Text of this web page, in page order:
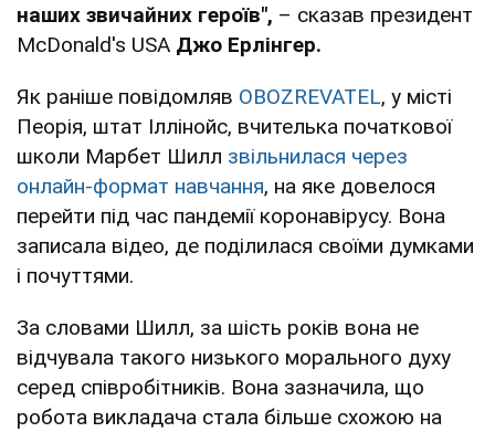
наших звичайних героїв", – сказав президент
McDonald's USA Джо Ерлінгер.
Як раніше повідомляв OBOZREVATEL, у місті
Пеорія, штат Іллінойс, вчителька початкової
школи Марбет Шилл звільнилася через
онлайн-формат навчання, на яке довелося
перейти під час пандемії коронавірусу. Вона
записала відео, де поділилася своїми думками
і почуттями.
За словами Шилл, за шість років вона не
відчувала такого низького морального духу
серед співробітників. Вона зазначила, що
робота викладача стала більше схожою на